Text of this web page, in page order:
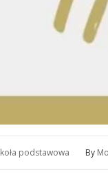
podstawowa By